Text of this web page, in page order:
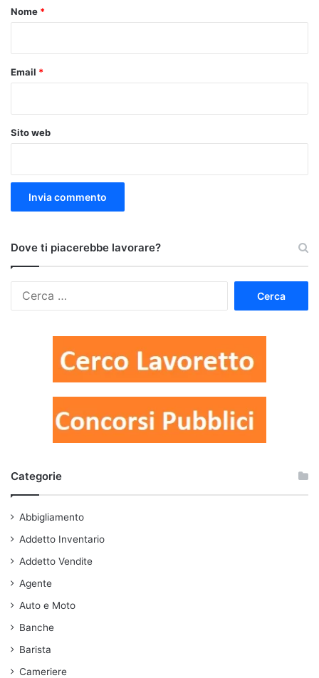
o
Nome *
Email *
Sito web
Dove ti piacerebbe lavorare?
Categorie
Abbigliamento
Addetto Inventario
Addetto Vendite
Agente
Auto e Moto
Banche
Barista
Cameriere